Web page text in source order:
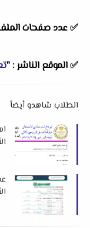
✅ عدد صفحات
✅الموقع الناشر : "
الطلاب شاهدو أيضاً